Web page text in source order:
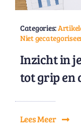
Categories:
Niet
Inzicht in
tot grip en
Lees Meer